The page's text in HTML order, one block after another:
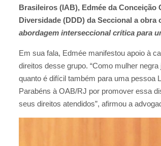
Brasileiros (IAB), Edmée da
Diversidade (DDD) da Seccional a obra
abordagem interseccional crítica para
Em sua fala, Edmée manifestou apoio à
direitos desse grupo. “Como mulher
quanto é difícil também para uma pessoa
Parabéns à OAB/RJ por promover essa
seus direitos atendidos”, afirmou a